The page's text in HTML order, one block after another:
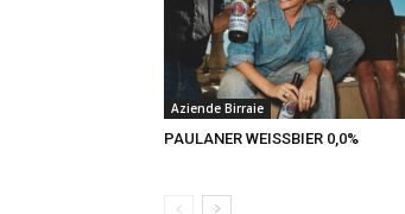
Aziende Birraie
PAULANER WEISSBIER 0,0%